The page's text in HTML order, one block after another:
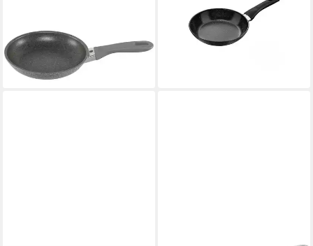
39,99 €
lieferbar - in 2-3 Werktagen bei dir
Bratpfanne Vipiteno
Bratpfanne, Induktion,
Temperaturanzeige